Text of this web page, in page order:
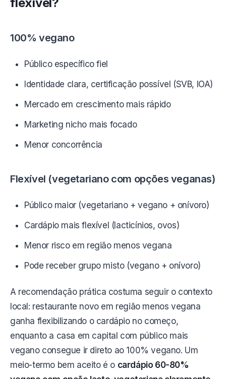
100% vegano
Público específico fiel
Identidade clara, certificação possível (SVB, IOA)
Mercado em crescimento mais rápido
Marketing nicho mais focado
Menor concorrência
Flexível (vegetariano com opções veganas)
Público maior (vegetariano + vegano + onívoro)
Cardápio mais flexível (lacticínios, ovos)
Menor risco em região menos vegana
Pode receber grupo misto (vegano + onívoro)
A recomendação prática costuma seguir o contexto
local: restaurante novo em região menos vegana
ganha flexibilizando o cardápio no começo,
enquanto a casa em capital com público mais
vegano consegue ir direto ao 100% vegano. Um
meio-termo bem aceito é o cardápio 60-80%